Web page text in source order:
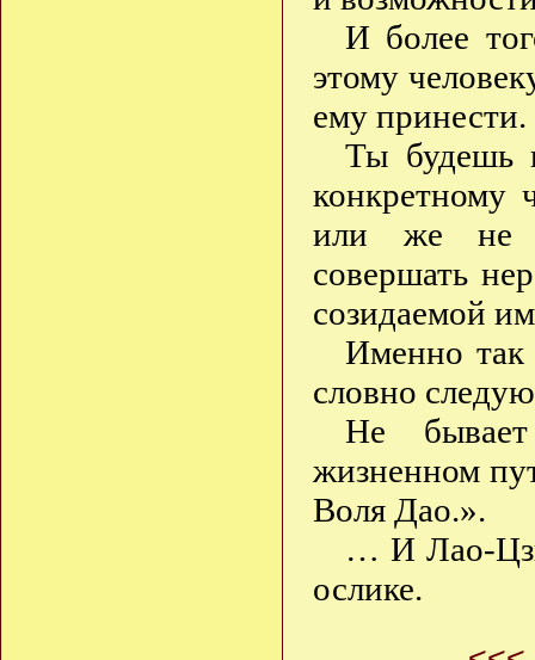
И более
этому
ему принести.
Ты будешь
конкретному
или же не
совершать
созидаемой
Именно
словно
Не
жизненном
Воля Дао.».
… И Лао-
ослике.